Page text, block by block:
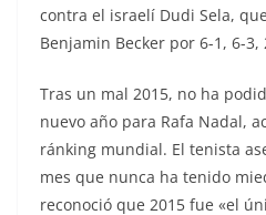
contra el israelí Dudi Sela,
Benjamin Becker por 6-1, 6-3,
Tras un mal 2015, no ha
nuevo año para Rafa Nadal,
ránking mundial. El tenista
mes que nunca ha tenido
reconoció que 2015 fue «el